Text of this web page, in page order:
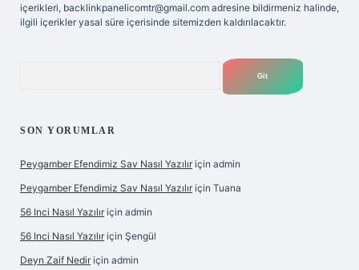
içerikleri, backlinkpanelicomtr@gmail.com adresine bildirmeniz halinde,
ilgili içerikler yasal süre içerisinde sitemizden kaldırılacaktır.
SON YORUMLAR
Peygamber Efendimiz Sav Nasıl Yazılır için admin
Peygamber Efendimiz Sav Nasıl Yazılır için Tuana
56 Inci Nasıl Yazılır için admin
56 Inci Nasıl Yazılır için Şengül
Deyn Zaif Nedir için admin